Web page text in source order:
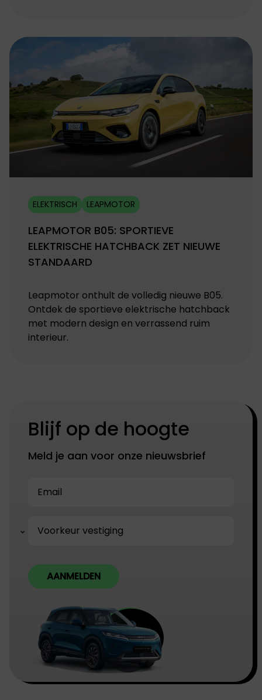
ELEKTRISCH LEAPMOTOR
LEAPMOTOR B05: SPORTIEVE
ELEKTRISCHE HATCHBACK ZET NIEUWE
STANDAARD
Leapmotor onthult de volledig nieuwe B05.
Ontdek de sportieve elektrische hatchback
met modern design en verrassend ruim
interieur.
Blijf op de hoogte
Meld je aan voor onze nieuwsbrief
AANMELDEN